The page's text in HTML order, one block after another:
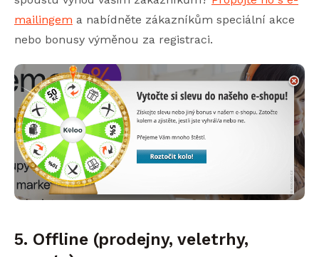
mailingem a nabídněte zákazníkům speciální akce
nebo bonusy výměnou za registraci.
5. Offline (prodejny, veletrhy,